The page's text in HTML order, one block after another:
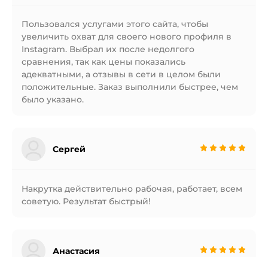
Пользовался услугами этого сайта, чтобы
увеличить охват для своего нового профиля в
Instagram. Выбрал их после недолгого
сравнения, так как цены показались
адекватными, а отзывы в сети в целом были
положительные. Заказ выполнили быстрее, чем
было указано.
Сергей
Накрутка действительно рабочая, работает, всем
советую. Результат быстрый!
Анастасия